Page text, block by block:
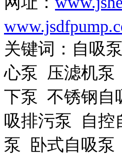
关键词：自吸
心泵 压滤机
下泵 不锈钢自
吸排污泵 自
泵 卧式自吸